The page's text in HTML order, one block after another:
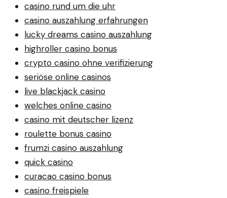
casino rund um die uhr
casino auszahlung erfahrungen
lucky dreams casino auszahlung
highroller casino bonus
crypto casino ohne verifizierung
seriöse online casinos
live blackjack casino
welches online casino
casino mit deutscher lizenz
roulette bonus casino
frumzi casino auszahlung
quick casino
curacao casino bonus
casino freispiele